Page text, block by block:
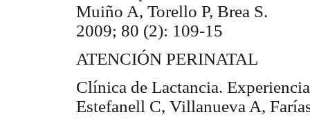
Muiño A, Torello P, Brea S.
2009; 80 (2): 109-15
ATENCIÓN PERINATAL
Clínica de Lactancia.
Estefanell C, Villanueva A,